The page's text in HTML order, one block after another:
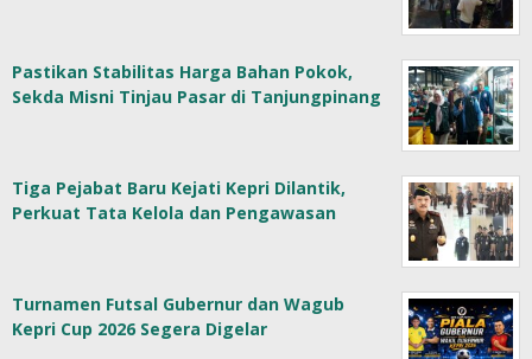
Pastikan Stabilitas Harga Bahan Pokok,
Sekda Misni Tinjau Pasar di Tanjungpinang
Tiga Pejabat Baru Kejati Kepri Dilantik,
Perkuat Tata Kelola dan Pengawasan
Turnamen Futsal Gubernur dan Wagub
Kepri Cup 2026 Segera Digelar